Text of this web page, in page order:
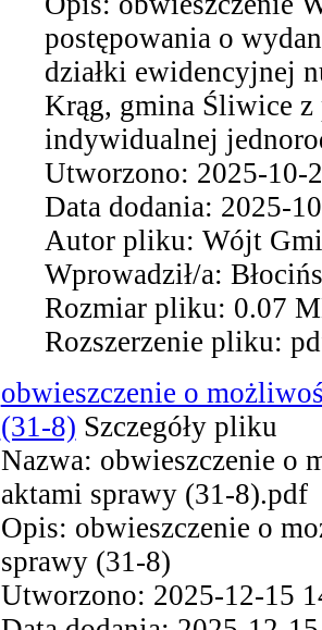
postępowania o
działki ewidencyjnej
Krąg, gmina Śliwice
indywidualnej
Utworzono: 2025-10-
Data dodania: 2025-
Autor pliku: Wójt
Wprowadził/a:
Rozmiar pliku: 0.07
Rozszerzenie pliku:
obwieszczenie o
(31-8) Szczegóły pliku
Nazwa: obwieszczenie o
aktami sprawy (31-8).pdf
Opis: obwieszczenie o
sprawy (31-8)
Utworzono: 2025-12-15